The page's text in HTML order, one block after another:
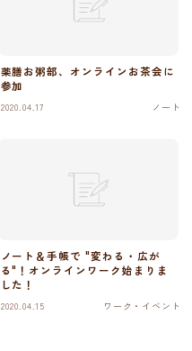
薬膳お粥部、オンラインお茶会に
参加
2020.04.17 ノート
ノート＆手帳で "変わる・広が
る"！オンラインワーク始まりま
した！
2020.04.15 ワーク・イベント